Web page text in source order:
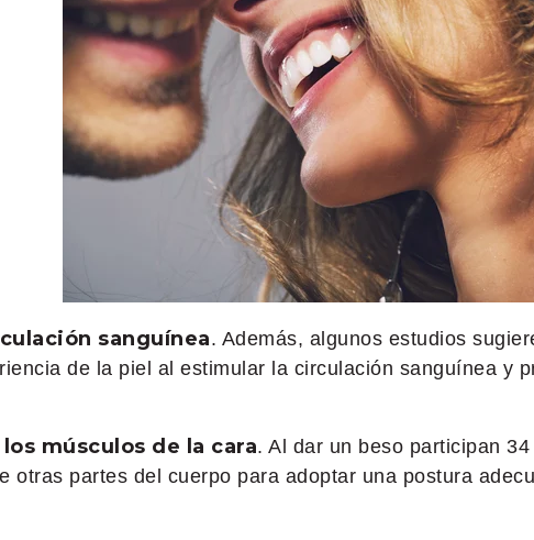
sanguínea. Además, algunos estudios
de la piel al estimular la circulación sanguínea y
músculos de la cara. Al dar un beso participan
otras partes del cuerpo para adoptar una postura